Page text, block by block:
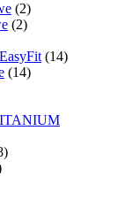
(2)
(2)
(14)
(14)